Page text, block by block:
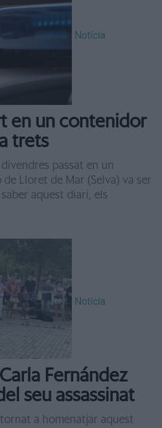
Notícia
en un contenidor
trets
divendres passat en un
Lloret de Mar (Selva) va ser
aquest diari, els
Notícia
Fernández
seu assassinat
a homenatjar aquest